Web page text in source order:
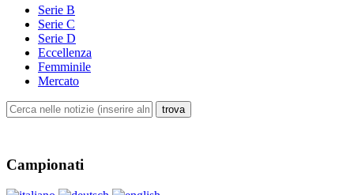
Serie B
Serie C
Serie D
Eccellenza
Femminile
Mercato
Campionati